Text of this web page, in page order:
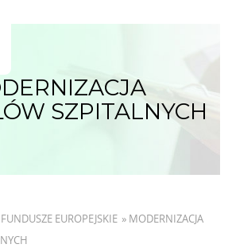
SZPITALNYCH
FUNDUSZE EUROPEJSKIE » MODERNIZACJA